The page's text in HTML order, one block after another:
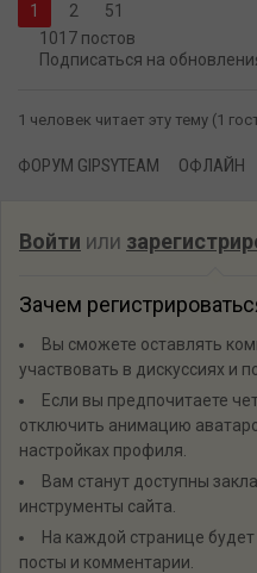
2
51
1017 постов
Подписаться на
1 человек читает эту тему (1
ФОРУМ GIPSYTEAM ОФЛАЙН
Войти или
Зачем
Вы сможете оставлять
участвовать в дискуссиях и
Если вы предпочитаете
отключить анимацию
настройках профиля.
Вам станут доступны
инструменты сайта.
На каждой странице
посты и комментарии.